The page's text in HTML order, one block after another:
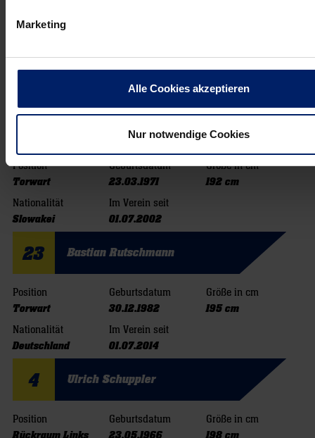
Marketing
Alle Cookies akzeptieren
Nur notwendige Cookies
Torwart
26.03.1962
200 cm
01.03.2004
Position
Torwart
Geburtsdatum
23.03.1971
Größe in cm
192 cm
Nationalität
Slowakei
Im Verein seit
01.07.2002
23 Bastian Rutschmann
Position
Torwart
Geburtsdatum
30.12.1982
Größe in cm
195 cm
Nationalität
Deutschland
Im Verein seit
01.07.2014
4 Ulrich Schuppler
Position
Rückraum Links
Geburtsdatum
23.05.1966
Größe in cm
198 cm